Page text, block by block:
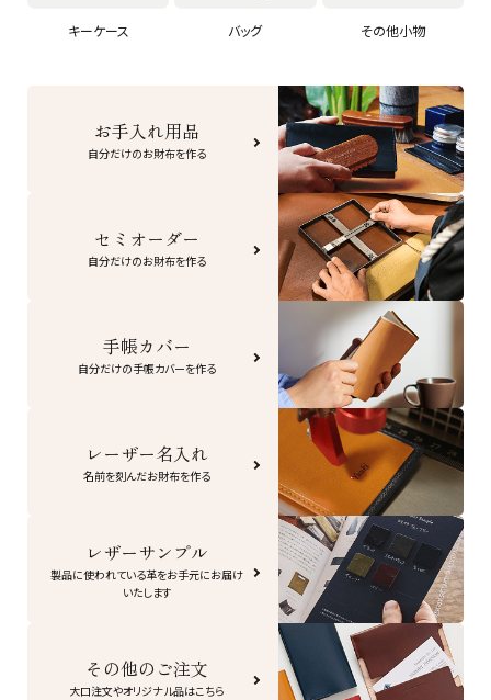
キーケース バッグ その他小物
お手入れ用品
自分だけのお財布を作る
セミオーダー
自分だけのお財布を作る
手帳カバー
自分だけの手帳カバーを作る
レーザー名入れ
名前を刻んだお財布を作る
レザーサンプル
製品に使われている革をお手元にお届け
いたします
その他のご注文
大口注文やオリジナル品はこちら